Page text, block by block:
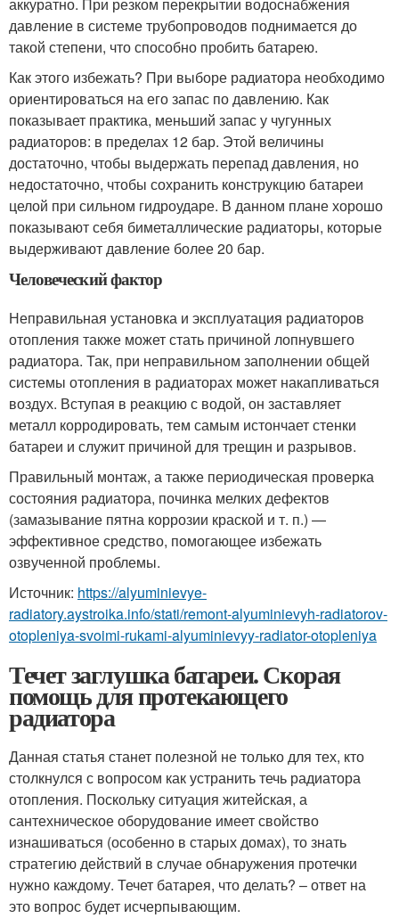
аккуратно. При резком перекрытии водоснабжения
давление в системе трубопроводов поднимается до
такой степени, что способно пробить батарею.
Как этого избежать? При выборе радиатора необходимо
ориентироваться на его запас по давлению. Как
показывает практика, меньший запас у чугунных
радиаторов: в пределах 12 бар. Этой величины
достаточно, чтобы выдержать перепад давления, но
недостаточно, чтобы сохранить конструкцию батареи
целой при сильном гидроударе. В данном плане хорошо
показывают себя биметаллические радиаторы, которые
выдерживают давление более 20 бар.
Человеческий фактор
Неправильная установка и эксплуатация радиаторов
отопления также может стать причиной лопнувшего
радиатора. Так, при неправильном заполнении общей
системы отопления в радиаторах может накапливаться
воздух. Вступая в реакцию с водой, он заставляет
металл корродировать, тем самым истончает стенки
батареи и служит причиной для трещин и разрывов.
Правильный монтаж, а также периодическая проверка
состояния радиатора, починка мелких дефектов
(замазывание пятна коррозии краской и т. п.) —
эффективное средство, помогающее избежать
озвученной проблемы.
Источник: https://alyuminievye-
radiatory.aystroika.info/stati/remont-alyuminievyh-radiatorov-
otopleniya-svoimi-rukami-alyuminievyy-radiator-otopleniya
Течет заглушка батареи. Скорая
помощь для протекающего
радиатора
Данная статья станет полезной не только для тех, кто
столкнулся с вопросом как устранить течь радиатора
отопления. Поскольку ситуация житейская, а
сантехническое оборудование имеет свойство
изнашиваться (особенно в старых домах), то знать
стратегию действий в случае обнаружения протечки
нужно каждому. Течет батарея, что делать? – ответ на
это вопрос будет исчерпывающим.